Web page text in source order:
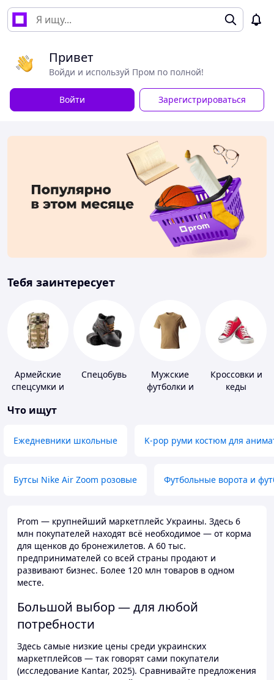
Привет
Войди и используй Пром по полной!
Войти Зарегистрироваться
Тебя заинтересует
Армейские
спецсумки и
Спецобувь
Мужские
футболки и
Кроссовки и
кеды
Что ищут
Ежедневники школьные K-pop руми костюм для
Бутсы Nike Air Zoom розовые Футбольные ворота и
Prom — крупнейший маркетплейс Украины. Здесь 6
млн покупателей находят всё необходимое — от корма
для щенков до бронежилетов. А 60 тыс.
предпринимателей со всей страны продают и
развивают бизнес. Более 120 млн товаров в одном
месте.
Большой выбор — для любой
потребности
Здесь самые низкие цены среди украинских
маркетплейсов — так говорят сами покупатели
(исследование Kantar, 2025). Сравнивайте предложения